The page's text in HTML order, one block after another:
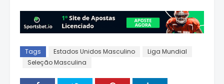
Tags Estados Unidos Masculino
Liga Mundial
Seleção Masculina